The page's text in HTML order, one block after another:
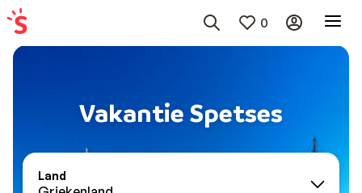
0
Vakantie Spetses
Land